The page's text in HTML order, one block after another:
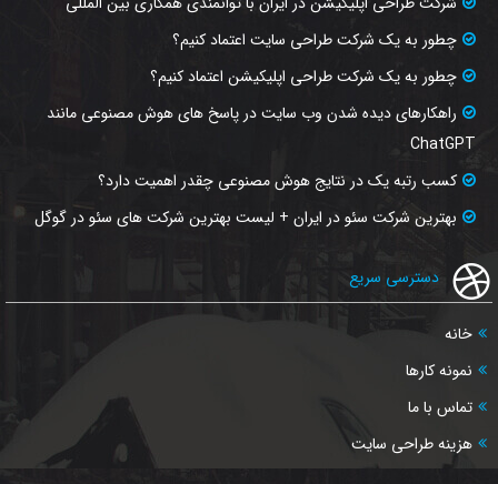
چطور به یک شرکت طراحی سایت اعتماد کنیم؟
چطور به یک شرکت طراحی اپلیکیشن اعتماد کنیم؟
راهکارهای دیده شدن وب‌ سایت در پاسخ‌ های هوش مصنوعی مانند
ChatGPT
کسب رتبه یک در نتایج هوش مصنوعی چقدر اهمیت دارد؟
بهترین شرکت سئو در ایران + لیست بهترین شرکت های سئو در گوگل
دسترسی سریع
خانه
نمونه کارها
تماس با ما
هزینه طراحی سایت